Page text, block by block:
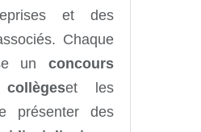
et des
Chaque
un concours
et les
présenter des